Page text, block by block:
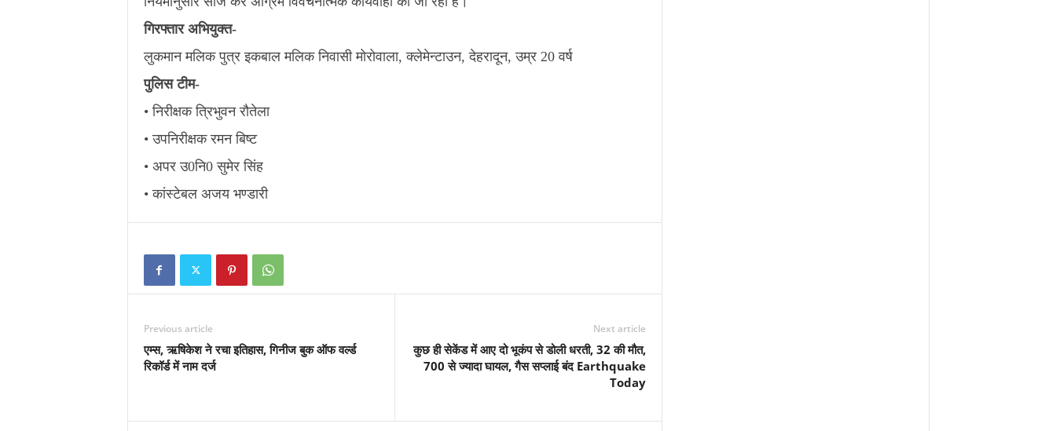
गिरफ्तार अभियुक्त-
लुकमान मलिक पुत्र इकबाल मलिक निवासी मोरोवाला, क्लेमेन्टाउन, देहरादून, उम्र 20 वर्ष
पुलिस टीम-
• निरीक्षक त्रिभुवन रौतेला
• उपनिरीक्षक रमन बिष्ट
• अपर उ0नि0 सुमेर सिंह
• कांस्टेबल अजय भण्डारी
Previous article
एम्स, ऋषिकेश ने रचा इतिहास, गिनीज बुक ऑफ वर्ल्ड
रिकॉर्ड में नाम दर्ज
Next article
कुछ ही सेकेंड में आए दो भूकंप से डोली धरती, 32 की मौत,
700 से ज्यादा घायल, गैस सप्लाई बंद Earthquake
Today